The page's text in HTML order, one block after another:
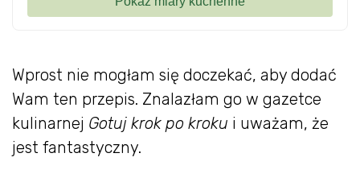
Wprost nie mogłam się doczekać, aby dodać
Wam ten przepis. Znalazłam go w gazetce
kulinarnej Gotuj krok po kroku i uważam, że
jest fantastyczny.